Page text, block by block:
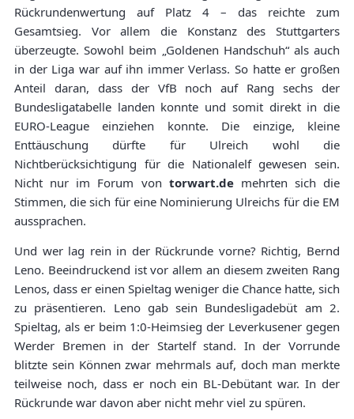
Rückrundenwertung auf Platz 4 – das reichte zum
Gesamtsieg. Vor allem die Konstanz des Stuttgarters
überzeugte. Sowohl beim „Goldenen Handschuh“ als auch
in der Liga war auf ihn immer Verlass. So hatte er großen
Anteil daran, dass der VfB noch auf Rang sechs der
Bundesligatabelle landen konnte und somit direkt in die
EURO-League einziehen konnte. Die einzige, kleine
Enttäuschung dürfte für Ulreich wohl die
Nichtberücksichtigung für die Nationalelf gewesen sein.
Nicht nur im Forum von torwart.demehrten sich die
Stimmen, die sich für eine Nominierung Ulreichs für die EM
aussprachen.
Und wer lag rein in der Rückrunde vorne? Richtig, Bernd
Leno. Beeindruckend ist vor allem an diesem zweiten Rang
Lenos, dass er einen Spieltag weniger die Chance hatte, sich
zu präsentieren. Leno gab sein Bundesligadebüt am 2.
Spieltag, als er beim 1:0-Heimsieg der Leverkusener gegen
Werder Bremen in der Startelf stand. In der Vorrunde
blitzte sein Können zwar mehrmals auf, doch man merkte
teilweise noch, dass er noch ein BL-Debütant war. In der
Rückrunde war davon aber nicht mehr viel zu spüren.